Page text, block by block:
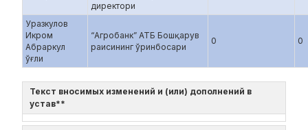
директори
Уразкулов
Икром
Абраркул
ўғли
“Агробанк” АТБ Бошқарув
раисининг ўринбосари
0 0
Текст вносимых изменений и (или) дополнений в
устав**